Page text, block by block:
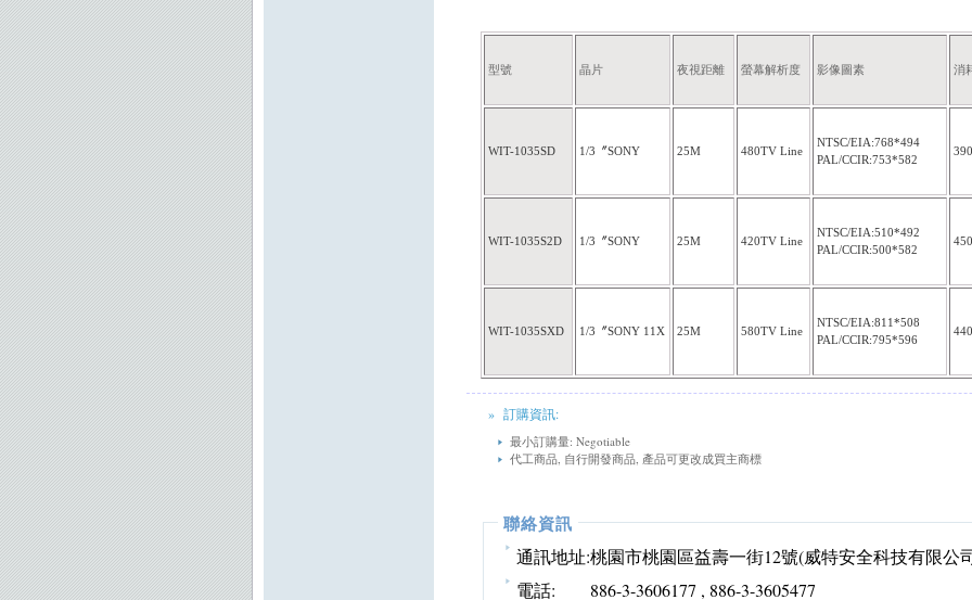
型號 晶片 夜視距離 螢幕解析度 影像圖素 消
WIT-1035SD 1/3 〞SONY 25M 480TV Line
NTSC/EIA:768*494
PAL/CCIR:753*582
WIT-1035S2D 1/3 〞SONY 25M 420TV Line
NTSC/EIA:510*492
PAL/CCIR:500*582
WIT-1035SXD 1/3 〞SONY 11X 25M 580TV Line
NTSC/EIA:811*508
PAL/CCIR:795*596
» 訂購資訊:
最小訂購量: Negotiable
代工商品, 自行開發商品, 產品可更改成買主商標
聯絡資訊
通訊地址:桃園市桃園區益壽一街12號(威特安全科技有限公
電話:
886-3-3606177 , 886-3-3605477